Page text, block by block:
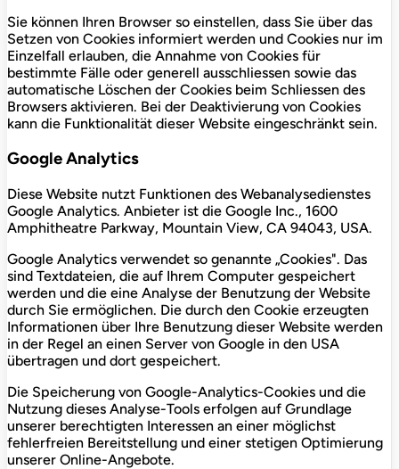
Sie können Ihren Browser so einstellen, dass Sie über das
Setzen von Cookies informiert werden und Cookies nur im
Einzelfall erlauben, die Annahme von Cookies für
bestimmte Fälle oder generell ausschliessen sowie das
automatische Löschen der Cookies beim Schliessen des
Browsers aktivieren. Bei der Deaktivierung von Cookies
kann die Funktionalität dieser Website eingeschränkt sein.
Google Analytics
Diese Website nutzt Funktionen des Webanalysedienstes
Google Analytics. Anbieter ist die Google Inc., 1600
Amphitheatre Parkway, Mountain View, CA 94043, USA.
Google Analytics verwendet so genannte „Cookies". Das
sind Textdateien, die auf Ihrem Computer gespeichert
werden und die eine Analyse der Benutzung der Website
durch Sie ermöglichen. Die durch den Cookie erzeugten
Informationen über Ihre Benutzung dieser Website werden
in der Regel an einen Server von Google in den USA
übertragen und dort gespeichert.
Die Speicherung von Google-Analytics-Cookies und die
Nutzung dieses Analyse-Tools erfolgen auf Grundlage
unserer berechtigten Interessen an einer möglichst
fehlerfreien Bereitstellung und einer stetigen Optimierung
unserer Online-Angebote.